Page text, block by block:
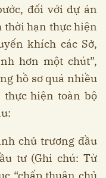
đối với dự án
thời hạn thực hiện
khích các Sở,
hơn một chút”,
hồ sơ quá nhiều
hiện toàn bộ
chủ trương đầu
tư (Ghi chú: Từ